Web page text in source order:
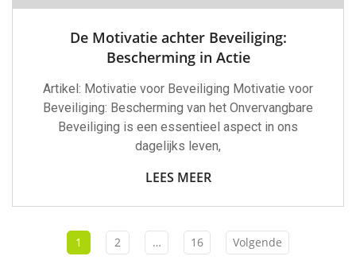
De Motivatie achter Beveiliging:
Bescherming in Actie
Artikel: Motivatie voor Beveiliging Motivatie voor
Beveiliging: Bescherming van het Onvervangbare
Beveiliging is een essentieel aspect in ons
dagelijks leven,
LEES MEER
1 2 … 16 Volgende